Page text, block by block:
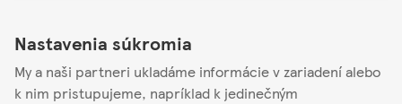
Nastavenia súkromia
My a naši partneri ukladáme informácie v zariadení alebo
k nim pristupujeme, napríklad k jedinečným
Zatvorené-Otvára o07:00
Podrobnosti o obchode